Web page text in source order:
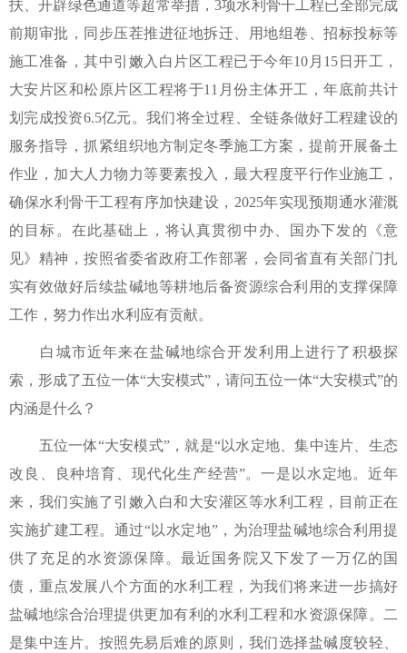
扶、开辟绿色通道等超常举措，3项水利骨干工程已全部完成
前期审批，同步压茬推进征地拆迁、用地组卷、招标投标等
施工准备，其中引嫩入白片区工程已于今年10月15日开工，
大安片区和松原片区工程将于11月份主体开工，年底前共计
划完成投资6.5亿元。我们将全过程、全链条做好工程建设的
服务指导，抓紧组织地方制定冬季施工方案，提前开展备土
作业，加大人力物力等要素投入，最大程度平行作业施工，
确保水利骨干工程有序加快建设，2025年实现预期通水灌溉
的目标。在此基础上，将认真贯彻中办、国办下发的《意
见》精神，按照省委省政府工作部署，会同省直有关部门扎
实有效做好后续盐碱地等耕地后备资源综合利用的支撑保障
工作，努力作出水利应有贡献。
白城市近年来在盐碱地综合开发利用上进行了积极探
索，形成了五位一体“大安模式”，请问五位一体“大安模式”的
内涵是什么？
五位一体“大安模式”，就是“以水定地、集中连片、生态
改良、良种培育、现代化生产经营”。一是以水定地。近年
来，我们实施了引嫩入白和大安灌区等水利工程，目前正在
实施扩建工程。通过“以水定地”，为治理盐碱地综合利用提
供了充足的水资源保障。最近国务院又下发了一万亿的国
债，重点发展八个方面的水利工程，为我们将来进一步搞好
盐碱地综合治理提供更加有利的水利工程和水资源保障。二
是集中连片。按照先易后难的原则，我们选择盐碱度较轻、